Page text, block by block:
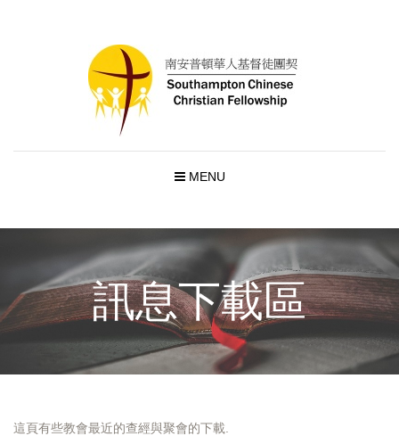
MENU
訊息下載區
這頁有些教會最近的查經與聚會的下載.